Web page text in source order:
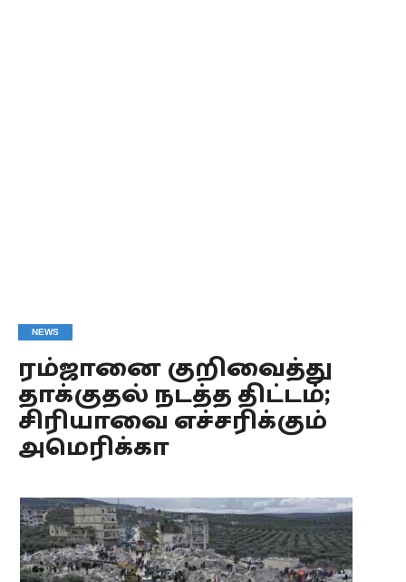
NEWS
ரம்ஜானை குறிவைத்து
தாக்குதல் நடத்த திட்டம்;
சிரியாவை எச்சரிக்கும்
அமெரிக்கா